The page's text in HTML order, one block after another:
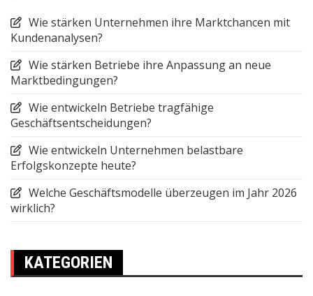
Wie stärken Unternehmen ihre Marktchancen mit
Kundenanalysen?
Wie stärken Betriebe ihre Anpassung an neue
Marktbedingungen?
Wie entwickeln Betriebe tragfähige
Geschäftsentscheidungen?
Wie entwickeln Unternehmen belastbare
Erfolgskonzepte heute?
Welche Geschäftsmodelle überzeugen im Jahr 2026
wirklich?
KATEGORIEN